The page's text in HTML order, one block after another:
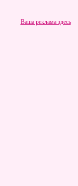
Ваша реклама здесь